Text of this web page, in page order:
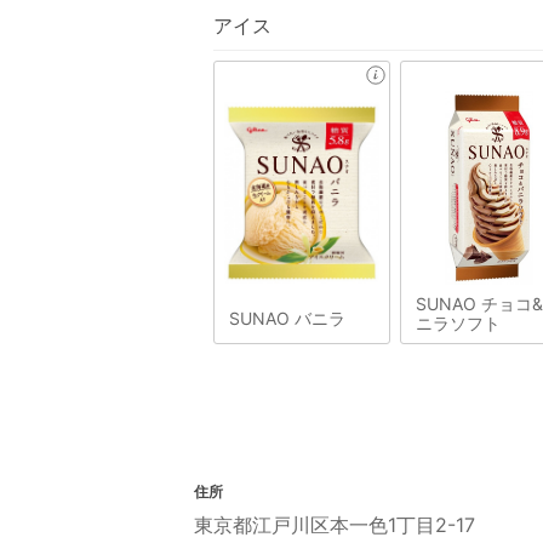
アイス
SUNAO バニラ
SUNAO チョコ
ニラソフト
住所
東京都江戸川区本一色1丁目2-17